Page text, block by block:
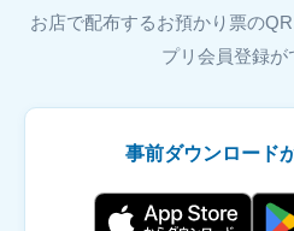
お店で配布するお預かり票の
プリ会員登録が
事前ダウンロード